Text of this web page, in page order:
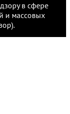
в сфере
и массовых